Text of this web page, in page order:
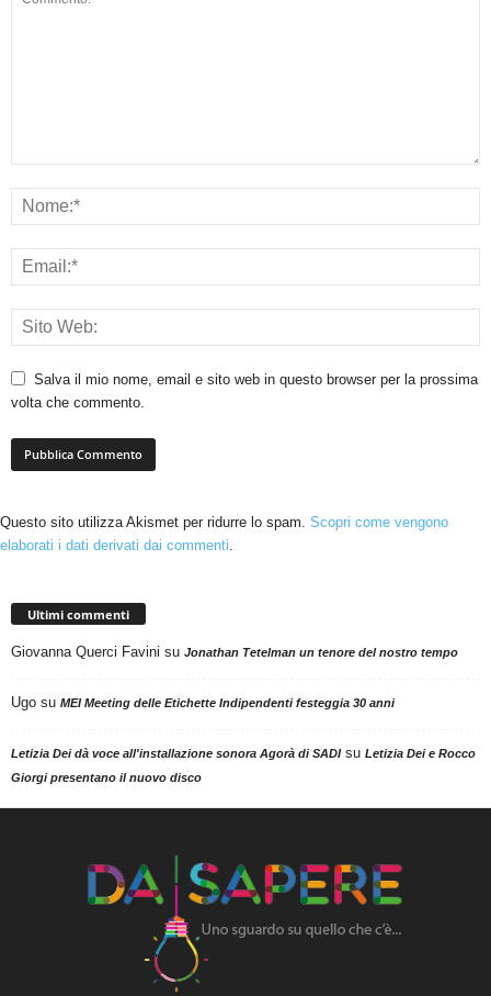
Salva il mio nome, email e sito web in questo browser per la prossima
volta che commento.
Questo sito utilizza Akismet per ridurre lo spam. Scopri come vengono
elaborati i dati derivati dai commenti.
Ultimi commenti
Giovanna Querci Favini su Jonathan Tetelman un tenore del nostro tempo
Ugo su MEI Meeting delle Etichette Indipendenti festeggia 30 anni
Letizia Dei dà voce all'installazione sonora Agorà di SADIsu Letizia Dei e Rocco
Giorgi presentano il nuovo disco